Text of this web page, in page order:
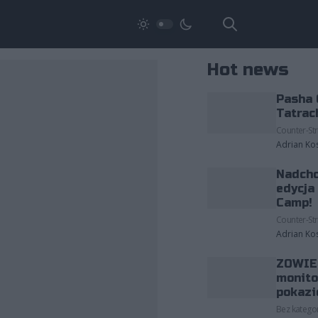
Hot news
Pasha
Counter-
Adrian
edycja
Camp!
Counter-
Adrian
Bez